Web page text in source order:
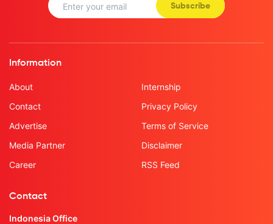
Subscribe
Information
About
Contact
Advertise
Media Partner
Career
Internship
Privacy Policy
Terms of Service
Disclaimer
RSS Feed
Contact
Indonesia Office